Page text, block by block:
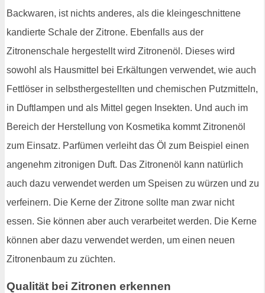
Backwaren, ist nichts anderes, als die kleingeschnittene
kandierte Schale der Zitrone. Ebenfalls aus der
Zitronenschale hergestellt wird Zitronenöl. Dieses wird
sowohl als Hausmittel bei Erkältungen verwendet, wie auch
Fettlöser in selbsthergestellten und chemischen Putzmitteln,
in Duftlampen und als Mittel gegen Insekten. Und auch im
Bereich der Herstellung von Kosmetika kommt Zitronenöl
zum Einsatz. Parfümen verleiht das Öl zum Beispiel einen
angenehm zitronigen Duft. Das Zitronenöl kann natürlich
auch dazu verwendet werden um Speisen zu würzen und zu
verfeinern. Die Kerne der Zitrone sollte man zwar nicht
essen. Sie können aber auch verarbeitet werden. Die Kerne
können aber dazu verwendet werden, um einen neuen
Zitronenbaum zu züchten.
Qualität bei Zitronen erkennen